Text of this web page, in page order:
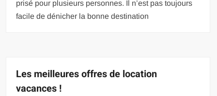
prisé pour plusieurs personnes. Il n’est pas toujours
facile de dénicher la bonne destination
Les meilleures offres de location
vacances !